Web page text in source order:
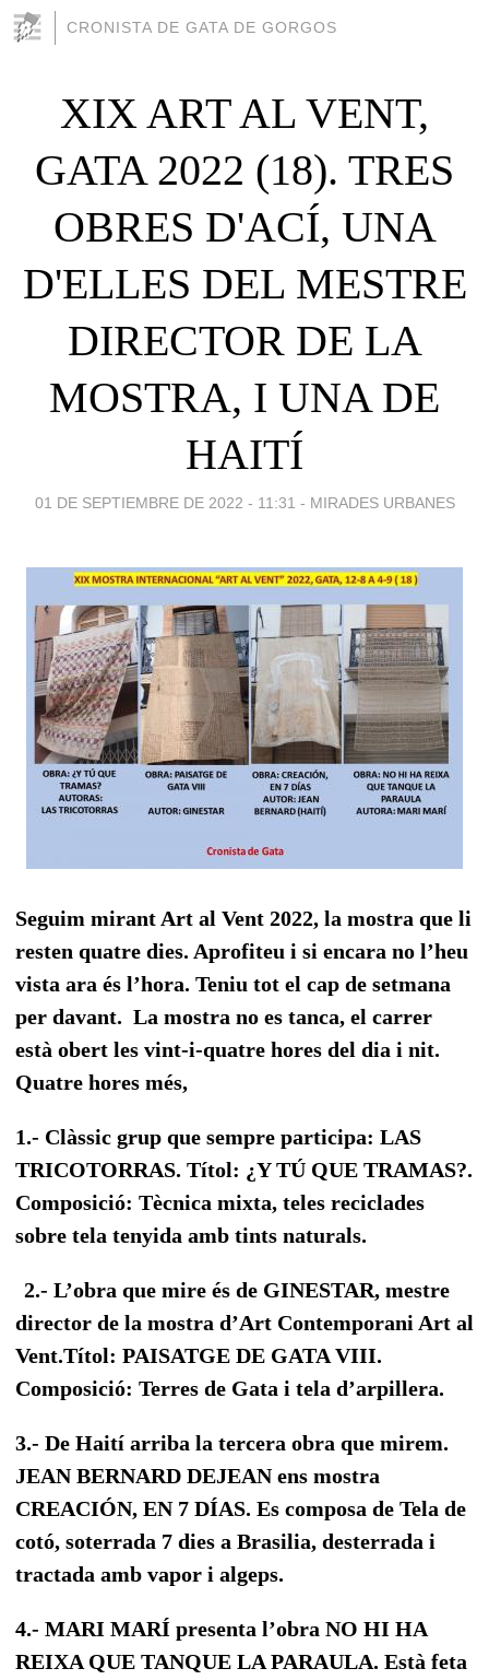
CRONISTA DE GATA DE GORGOS
XIX ART AL VENT,
GATA 2022 (18). TRES
OBRES D'ACÍ, UNA
D'ELLES DEL MESTRE
DIRECTOR DE LA
MOSTRA, I UNA DE
HAITÍ
01 DE SEPTIEMBRE DE 2022 - 11:31 - MIRADES URBANES
Seguim mirant Art al Vent 2022, la mostra que li
resten quatre dies. Aprofiteu i si encara no l’heu
vista ara és l’hora. Teniu tot el cap de setmana
per davant. La mostra no es tanca, el carrer
està obert les vint-i-quatre hores del dia i nit.
Quatre hores més,
1.- Clàssic grup que sempre participa: LAS
TRICOTORRAS. Títol: ¿Y TÚ QUE TRAMAS?.
Composició: Tècnica mixta, teles reciclades
sobre tela tenyida amb tints naturals.
2.- L’obra que mire és de GINESTAR, mestre
director de la mostra d’Art Contemporani Art al
Vent.Títol: PAISATGE DE GATA VIII.
Composició: Terres de Gata i tela d’arpillera.
3.- De Haití arriba la tercera obra que mirem.
JEAN BERNARD DEJEAN ens mostra
CREACIÓN, EN 7 DÍAS. Es composa de Tela de
cotó, soterrada 7 dies a Brasilia, desterrada i
tractada amb vapor i algeps.
4.- MARI MARÍ presenta l’obra NO HI HA
REIXA QUE TANQUE LA PARAULA. Està feta